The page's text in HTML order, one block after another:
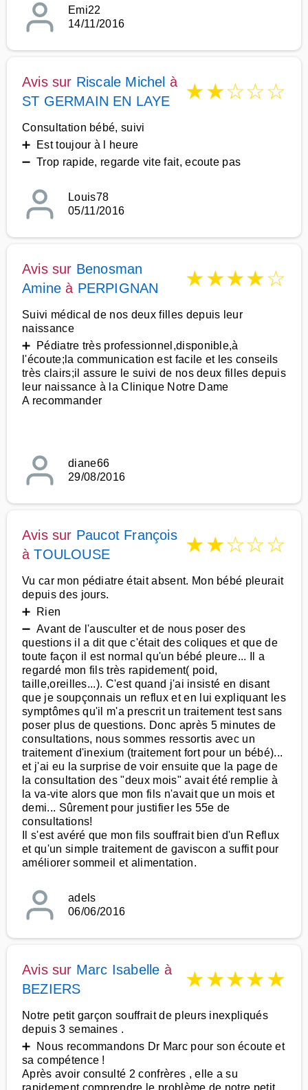
Emi22
14/11/2016
Avis sur Riscale Michel à
ST GERMAIN EN LAYE
★★☆☆☆
Consultation bébé, suivi
➕ Est toujour à l heure
➖ Trop rapide, regarde vite fait, ecoute pas
Louis78
05/11/2016
Avis sur Benosman
Amine à PERPIGNAN ★★★★☆
Suivi médical de nos deux filles depuis leur
naissance
➕ Pédiatre très professionnel,disponible,à
l'écoute;la communication est facile et les conseils
très clairs;il assure le suivi de nos deux filles depuis
leur naissance à la Clinique Notre Dame
A recommander
diane66
29/08/2016
Avis sur Paucot François
àTOULOUSE ★★☆☆☆
Vu car mon pédiatre était absent. Mon bébé pleurait
depuis des jours.
➕ Rien
➖ Avant de l'ausculter et de nous poser des
questions il a dit que c'était des coliques et que de
toute façon il est normal qu'un bébé pleure... Il a
regardé mon fils très rapidement( poid,
taille,oreilles...). C'est quand j'ai insisté en disant
que je soupçonnais un reflux et en lui expliquant les
symptômes qu'il m'a prescrit un traitement test sans
poser plus de questions. Donc après 5 minutes de
consultations, nous sommes ressortis avec un
traitement d'inexium (traitement fort pour un bébé)...
et j'ai eu la surprise de voir ensuite que la page de
la consultation des "deux mois" avait été remplie à
la va-vite alors que mon fils n'avait que un mois et
demi... Sûrement pour justifier les 55e de
consultations!
Il s'est avéré que mon fils souffrait bien d'un Reflux
et qu'un simple traitement de gaviscon a suffit pour
améliorer sommeil et alimentation.
adels
06/06/2016
Avis sur Marc Isabelle à
BEZIERS
★★★★★
Notre petit garçon souffrait de pleurs inexpliqués
depuis 3 semaines .
➕ Nous recommandons Dr Marc pour son écoute et
sa compétence !
Après avoir consulté 2 confrères , elle a su
rapidement comprendre le problème de notre petit